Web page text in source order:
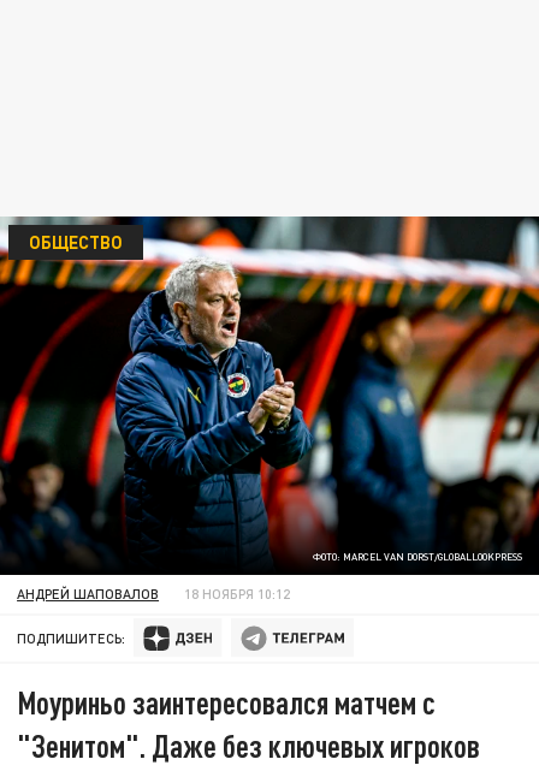
ФОТО: MARCEL VAN DORST/GLOBALLOOKPRESS
ОБЩЕСТВО
АНДРЕЙ ШАПОВАЛОВ 18 НОЯБРЯ 10:12
ПОДПИШИТЕСЬ:
Моуриньо заинтересовался матчем с
"Зенитом". Даже без ключевых игроков